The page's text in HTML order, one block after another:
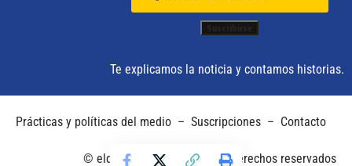
Te explicamos la noticia y contamos historias.
Prácticas y políticas del medio – Suscripciones – Contacto
© eldiario. 2025 – Todos los derechos reservados